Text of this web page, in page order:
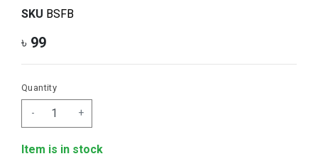
SKU BSFB
৳ 99
Quantity
- +
Item is in stock